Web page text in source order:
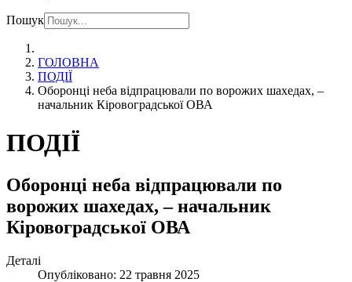
Пошук
ГОЛОВНА
ПОДІЇ
Оборонці неба відпрацювали по ворожих шахедах, –
начальник Кіровоградської ОВА
ПОДІЇ
Оборонці неба відпрацювали по
ворожих шахедах, – начальник
Кіровоградської ОВА
Деталі
Опубліковано: 22 травня 2025